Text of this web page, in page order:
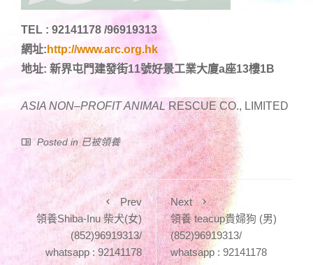
TEL : 92141178 /96919313
網址: http://www.arc.org.hk
地址: 新界屯門建發街11號好景工業大廈a座13樓1B
ASIA NON–PROFIT ANIMAL RESCUE CO., LIMITED
Posted in 已被領養
Prev
領養Shiba-Inu 柴犬(女)
(852)96919313/
whatsapp : 92141178
Next
領養 teacup貴婦狗 (男)
(852)96919313/
whatsapp : 92141178